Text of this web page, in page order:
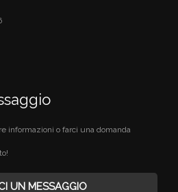
informazioni o farci una domanda
UN MESSAGGIO